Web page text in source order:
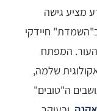
מציע גישה
חיידקי
העור. המפתח
שלמה,
ה"טובים"